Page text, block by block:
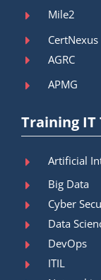
Mile2
CertNexus
AGRC
APMG
Training IT
Artificial
Big Data
Cyber
Data
DevOps
ITIL